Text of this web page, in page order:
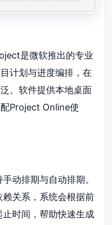
是微软推出的专业
计划与进度编排，在
。软件提供本地桌面
Project Online使
动排期与自动排期。
关系，系统会根据前
时间，帮助快速生成